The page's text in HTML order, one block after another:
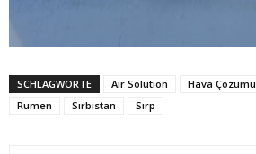
SCHLAGWORTE Air Solution Hava Çözümü
Rumen
Sırbistan Sırp